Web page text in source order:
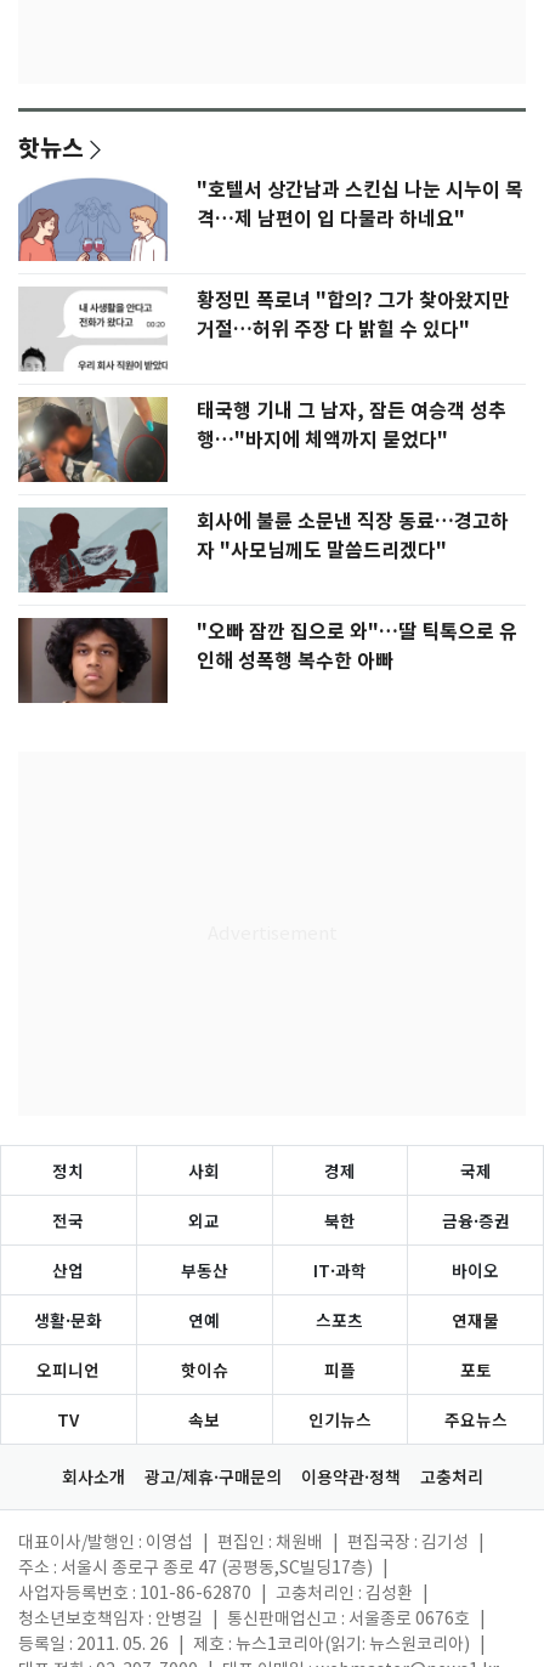
핫뉴스
"호텔서 상간남과 스킨십 나눈 시누이 목
격…제 남편이 입 다물라 하네요"
황정민 폭로녀 "합의? 그가 찾아왔지만
거절…허위 주장 다 밝힐 수 있다"
태국행 기내 그 남자, 잠든 여승객 성추
행…"바지에 체액까지 묻었다"
회사에 불륜 소문낸 직장 동료…경고하
자 "사모님께도 말씀드리겠다"
"오빠 잠깐 집으로 와"…딸 틱톡으로 유
인해 성폭행 복수한 아빠
정치 사회 경제 국제
전국 외교 북한 금융·증권
산업 부동산 IT·과학 바이오
생활·문화 연예 스포츠 연재물
오피니언 핫이슈 피플 포토
TV 속보 인기뉴스 주요뉴스
회사소개 광고/제휴·구매문의 이용약관·정책 고충처리
대표이사/발행인 : 이영섭 편집인 : 채원배 편집국장 : 김기성
주소 : 서울시 종로구 종로 47 (공평동,SC빌딩17층)
사업자등록번호 : 101-86-62870
고충처리인 : 김성환
청소년보호책임자 : 안병길
통신판매업신고 : 서울종로 0676호
등록일 : 2011. 05. 26
제호 : 뉴스1코리아(읽기: 뉴스원코리아)